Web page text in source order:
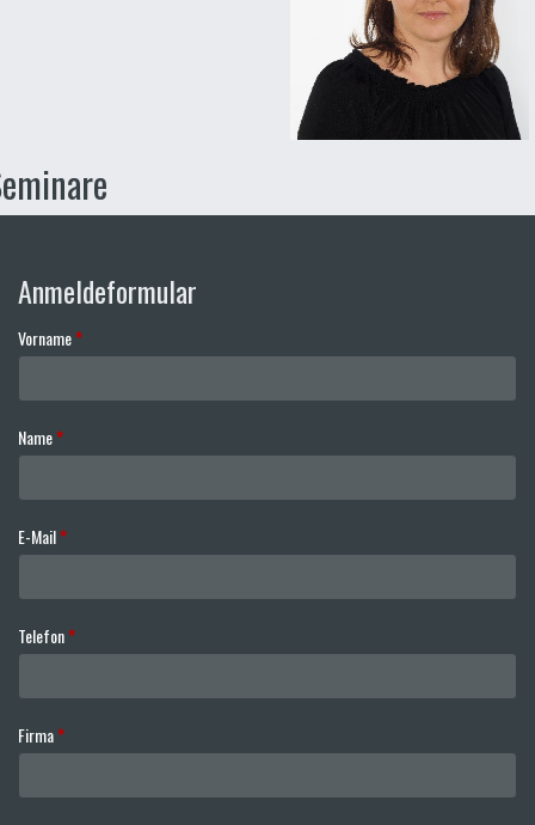
Anmeldeformular
Vorname*
Name*
E-Mail*
Telefon*
Firma*